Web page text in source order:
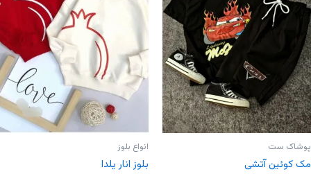
پوشاک ست
مک کوئین آتشی
انواع بلوز
بلوز انار یلدا